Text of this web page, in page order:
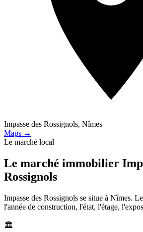
Impasse des Rossignols, Nîmes
Maps →
Le marché local
Le marché immobilier
Rossignols
Impasse des Rossignols se situe à Nîmes.
l'année de construction, l'état, l'étage,
🏛️